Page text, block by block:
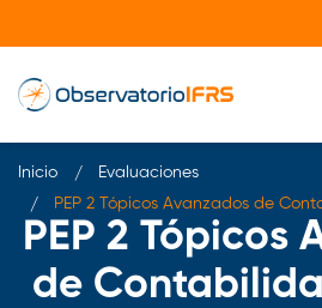
PEP 2 Tópicos
de
Inicio
Evaluaciones
PEP 2 Tópicos Avanzados de